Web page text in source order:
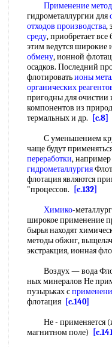
Применение
гидрометаллургии для
отходов производства,
среду, приобретает
этим ведутся широкие
обмену, ионной
осадков. Последний
флотироватьионы
органических
пригодны для очистии
компонентов из
термальных и др.
[c.8]
С уменьшением
чаще будут
переработки,
гидрометаллургия
флотация являются
"процессов.
[c.132]
Химико-
широкое применение
бырья находят
методы обжнг,
экстракция, ионная
Воздух — вода
ных минералов Не
пузырьках с
флотация [c.140]
Не - применяется
магнитном поле)